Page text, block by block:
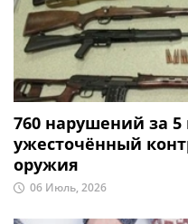
760 нарушений за 5
ужесточённый
оружия
06 Июль, 2026